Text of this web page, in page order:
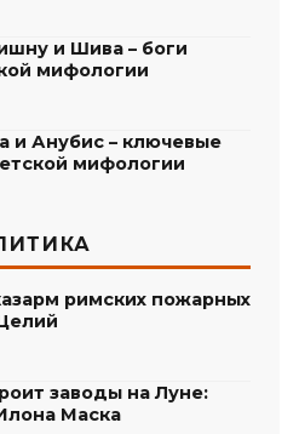
и Шива – боги
мифологии
и Анубис – ключевые
мифологии
римских пожарных
заводы на Луне:
Маска